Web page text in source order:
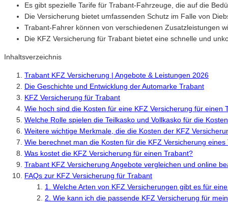
Es gibt spezielle Tarife für Trabant-Fahrzeuge, die auf die
Die Versicherung bietet umfassenden Schutz im Falle von
Trabant-Fahrer können von verschiedenen Zusatzleistungen
Die KFZ Versicherung für Trabant bietet eine schnelle und
Inhaltsverzeichnis
Trabant KFZ Versicherung | Angebote & Leistungen 2026
Die Geschichte und Entwicklung der Automarke Trabant
KFZ Versicherung für Trabant
Wie hoch sind die Kosten für eine KFZ Versicherung für einen
Welche Rolle spielen die Teilkasko und Vollkasko für die
Weitere wichtige Merkmale, die die Kosten der KFZ
Wie berechnet man die Kosten für die KFZ Versicherung eines
Was kostet die KFZ Versicherung für einen Trabant?
Trabant KFZ Versicherung Angebote vergleichen und online
FAQs zur KFZ Versicherung für Trabant
1. Welche Arten von KFZ Versicherungen gibt es für
2. Wie kann ich die passende KFZ Versicherung für